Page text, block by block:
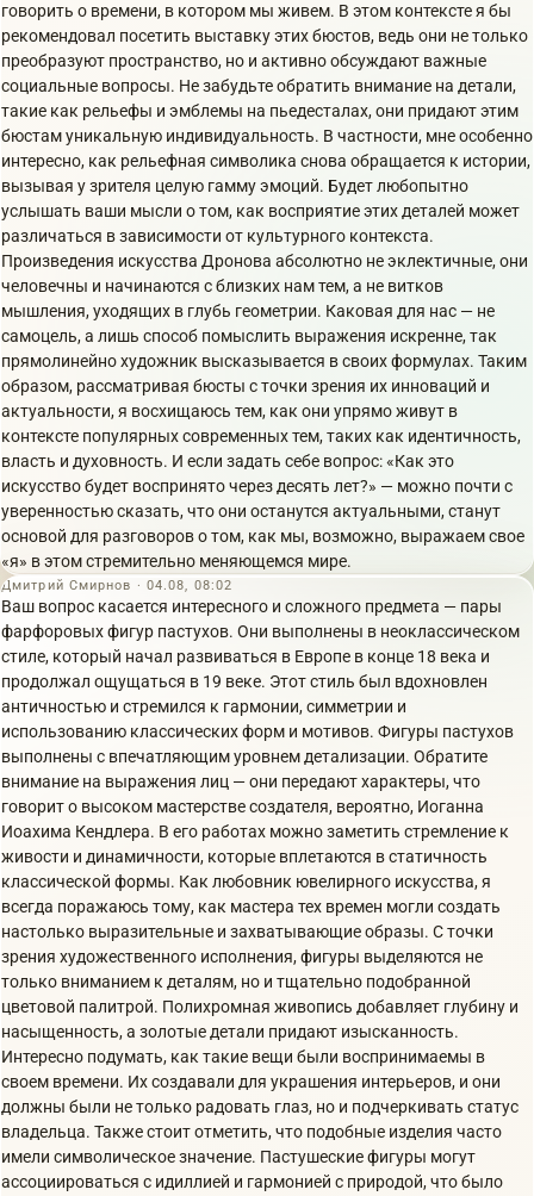
говорить о времени, в котором мы живем. В этом контексте я бы
рекомендовал посетить выставку этих бюстов, ведь они не только
преобразуют пространство, но и активно обсуждают важные
социальные вопросы. Не забудьте обратить внимание на детали,
такие как рельефы и эмблемы на пьедесталах, они придают этим
бюстам уникальную индивидуальность. В частности, мне особенно
интересно, как рельефная символика снова обращается к истории,
вызывая у зрителя целую гамму эмоций. Будет любопытно
услышать ваши мысли о том, как восприятие этих деталей может
различаться в зависимости от культурного контекста.
Произведения искусства Дронова абсолютно не эклектичные, они
человечны и начинаются с близких нам тем, а не витков
мышления, уходящих в глубь геометрии. Каковая для нас — не
самоцель, а лишь способ помыслить выражения искренне, так
прямолинейно художник высказывается в своих формулах. Таким
образом, рассматривая бюсты с точки зрения их инноваций и
актуальности, я восхищаюсь тем, как они упрямо живут в
контексте популярных современных тем, таких как идентичность,
власть и духовность. И если задать себе вопрос: «Как это
искусство будет воспринято через десять лет?» — можно почти с
уверенностью сказать, что они останутся актуальными, станут
основой для разговоров о том, как мы, возможно, выражаем свое
«я» в этом стремительно меняющемся мире.
Дмитрий Смирнов · 04.08, 08:02
Ваш вопрос касается интересного и сложного предмета — пары
фарфоровых фигур пастухов. Они выполнены в неоклассическом
стиле, который начал развиваться в Европе в конце 18 века и
продолжал ощущаться в 19 веке. Этот стиль был вдохновлен
античностью и стремился к гармонии, симметрии и
использованию классических форм и мотивов. Фигуры пастухов
выполнены с впечатляющим уровнем детализации. Обратите
внимание на выражения лиц — они передают характеры, что
говорит о высоком мастерстве создателя, вероятно, Иоганна
Иоахима Кендлера. В его работах можно заметить стремление к
живости и динамичности, которые вплетаются в статичность
классической формы. Как любовник ювелирного искусства, я
всегда поражаюсь тому, как мастера тех времен могли создать
настолько выразительные и захватывающие образы. С точки
зрения художественного исполнения, фигуры выделяются не
только вниманием к деталям, но и тщательно подобранной
цветовой палитрой. Полихромная живопись добавляет глубину и
насыщенность, а золотые детали придают изысканность.
Интересно подумать, как такие вещи были воспринимаемы в
своем времени. Их создавали для украшения интерьеров, и они
должны были не только радовать глаз, но и подчеркивать статус
владельца. Также стоит отметить, что подобные изделия часто
имели символическое значение. Пастушеские фигуры могут
ассоциироваться с идиллией и гармонией с природой, что было